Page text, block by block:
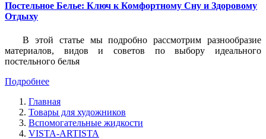
Постельное Белье: Ключ к Комфортному Сну и Здоровому
Отдыху
В этой статье мы подробно рассмотрим разнообразие
материалов, видов и советов по выбору идеального
постельного белья
Подробнее
Главная
Товары для художников
Вспомогательные жидкости
VISTA-ARTISTA